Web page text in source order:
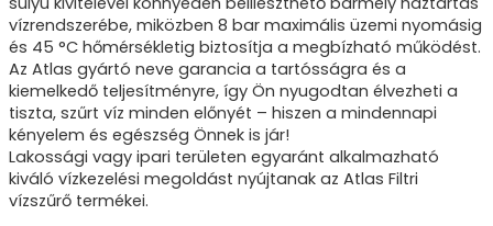
vízrendszerébe, miközben 8 bar maximális üzemi nyomásig
és 45 °C hőmérsékletig biztosítja a megbízható működést.
Az Atlas gyártó neve garancia a tartósságra és a
kiemelkedő teljesítményre, így Ön nyugodtan élvezheti a
tiszta, szűrt víz minden előnyét – hiszen a mindennapi
kényelem és egészség Önnek is jár!
Lakossági vagy ipari területen egyaránt alkalmazható
kiváló vízkezelési megoldást nyújtanak az Atlas Filtri
vízszűrő termékei.